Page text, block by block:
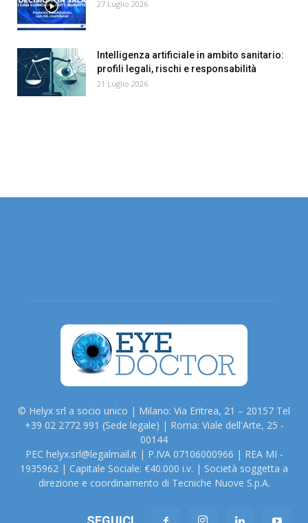
27 Luglio 2026
Intelligenza artificiale in ambito sanitario:
profili legali, rischi e responsabilità
21 Luglio 2026
© Helyx srl a socio unico | Milano: Via Eritrea, 21 – 20157 Tel
+39 02 2772 991 (Sede legale) | Roma: Viale dell'Arte, 25 -
00144
PEC helyx.srl@legalmail.it | P.IVA 07106000966 | REA MI -
1935962 | Capitale Sociale: €40.000 i.v. | Società soggetta a
direzione e coordinamento di Tecniche Nuove S.p.A.